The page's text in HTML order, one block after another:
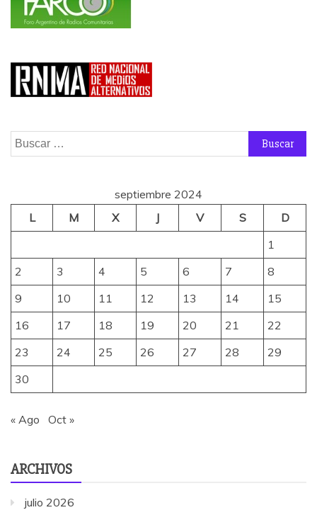
Buscar:
septiembre 2024
L
M X J V S
D
1
2
3 4 5 6 7
8
9
10 11 12 13 14
15
16
17 18 19 20 21
22
23
24 25 26 27 28
29
30
« Ago Oct »
ARCHIVOS
julio 2026